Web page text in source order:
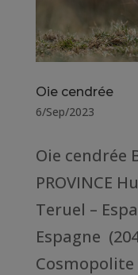
Oie cendrée
6/Sep/2023
Oie cendrée
PROVINCE
Teruel –
Espagne